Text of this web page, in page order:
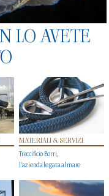
LO AVETE
MATERIALI & SERVIZI
Treccificio Borri,
l'azienda legata al mare